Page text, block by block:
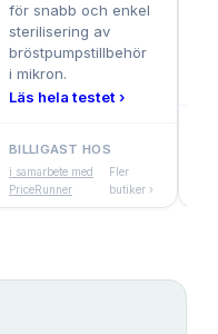
för snabb och enkel
sterilisering av
bröstpumpstillbehör
i mikron.
Läs hela testet ›
BILLIGAST HOS
i samarbete med
PriceRunner
Fler
butiker ›